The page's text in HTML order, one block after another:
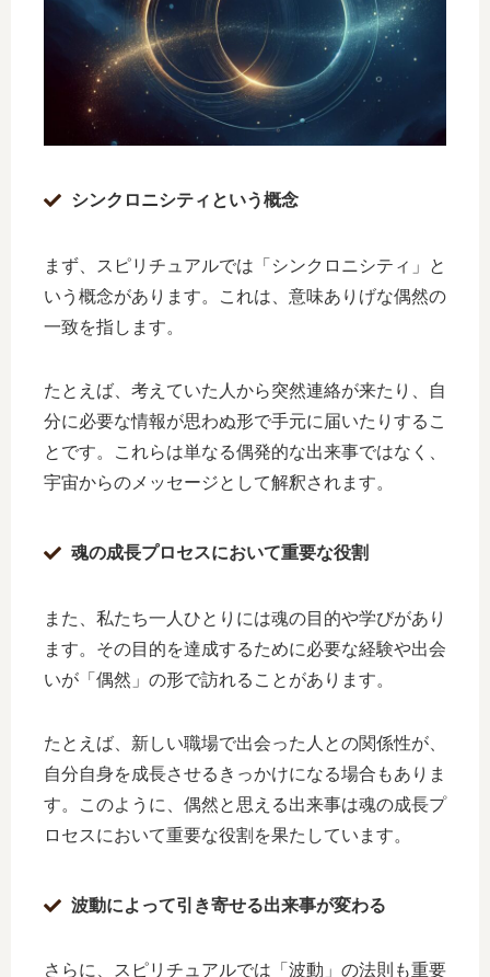
シンクロニシティという概念
まず、スピリチュアルでは「シンクロニシティ」と
いう概念があります。これは、意味ありげな偶然の
一致を指します。
たとえば、考えていた人から突然連絡が来たり、自
分に必要な情報が思わぬ形で手元に届いたりするこ
とです。これらは単なる偶発的な出来事ではなく、
宇宙からのメッセージとして解釈されます。
魂の成長プロセスにおいて重要な役割
また、私たち一人ひとりには魂の目的や学びがあり
ます。その目的を達成するために必要な経験や出会
いが「偶然」の形で訪れることがあります。
たとえば、新しい職場で出会った人との関係性が、
自分自身を成長させるきっかけになる場合もありま
す。このように、偶然と思える出来事は魂の成長プ
ロセスにおいて重要な役割を果たしています。
波動によって引き寄せる出来事が変わる
さらに、スピリチュアルでは「波動」の法則も重要